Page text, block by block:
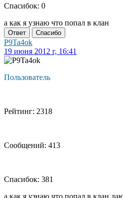
Спасибок: 0
а как я узнаю что попал в клан
Ответ Спасибо
P9Ta4ok
19 июня 2012 г, 16:41
Пользователь
Рейтинг: 2318
Сообщений: 413
Спасибок: 381